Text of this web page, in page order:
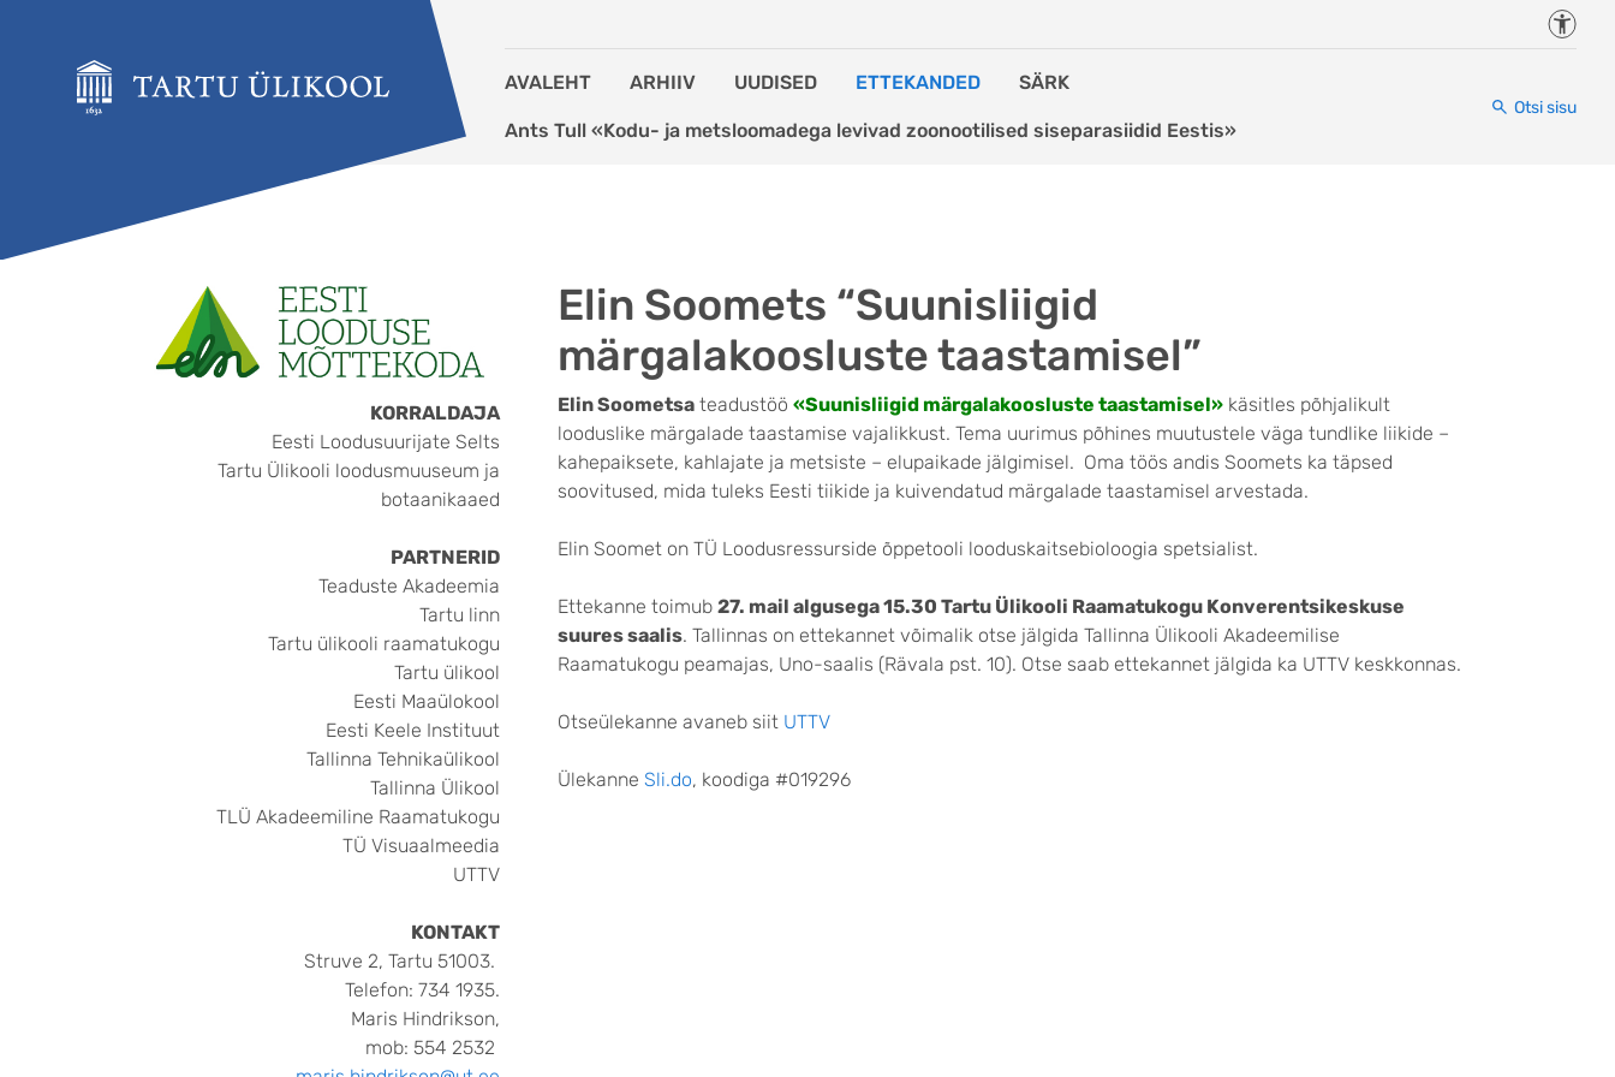
AVALEHT ARHIIV UUDISED ETTEKANDED SÄRK
Ants Tull «Kodu- ja metsloomadega levivad zoonootilised siseparasiidid Eestis»
Otsi sisu
Elin Soomets “Suunisliigid
märgalakoosluste taastamisel”
Elin Soometsa teadustöö «Suunisliigid märgalakoosluste taastamisel» käsitles põhjalikult
looduslike märgalade taastamise vajalikkust. Tema uurimus põhines muutustele väga tundlike liikide –
kahepaiksete, kahlajate ja metsiste – elupaikade jälgimisel. Oma töös andis Soomets ka täpsed
soovitused, mida tuleks Eesti tiikide ja kuivendatud märgalade taastamisel arvestada.
Elin Soomet on TÜ Loodusressurside õppetooli looduskaitsebioloogia spetsialist.
Ettekanne toimub 27. mail algusega 15.30 Tartu Ülikooli Raamatukogu Konverentsikeskuse
suures saalis. Tallinnas on ettekannet võimalik otse jälgida Tallinna Ülikooli Akadeemilise
Raamatukogu peamajas, Uno-saalis (Rävala pst. 10). Otse saab ettekannet jälgida ka UTTV keskkonnas.
Otseülekanne avaneb siit UTTV
Ülekanne Sli.do, koodiga #019296
KORRALDAJA
Eesti Loodusuurijate Selts
Tartu Ülikooli loodusmuuseum ja
botaanikaaed
PARTNERID
Teaduste Akadeemia
Tartu linn
Tartu ülikooli raamatukogu
Tartu ülikool
Eesti Maaülokool
Eesti Keele Instituut
Tallinna Tehnikaülikool
Tallinna Ülikool
TLÜ Akadeemiline Raamatukogu
TÜ Visuaalmeedia
UTTV
KONTAKT
Struve 2, Tartu 51003.
Telefon: 734 1935.
Maris Hindrikson,
mob: 554 2532